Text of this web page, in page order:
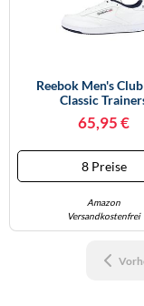
Reebok Men's
Classic
65,95 €
8 Preise
Amazon
Versandkostenfrei